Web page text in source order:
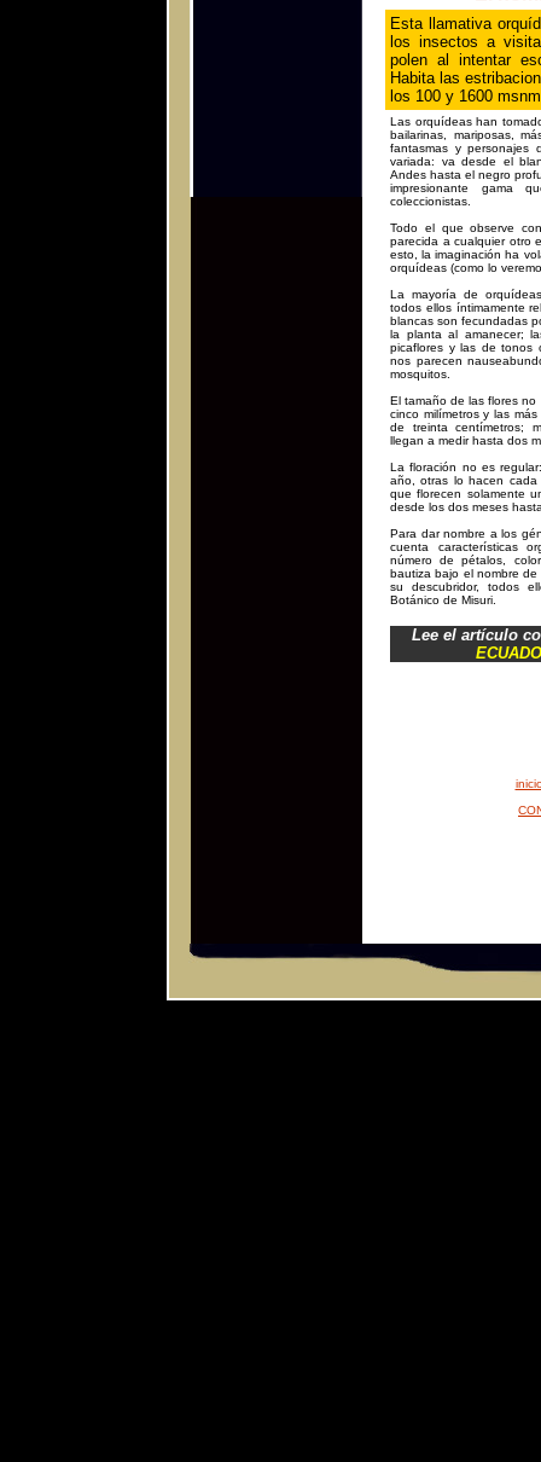
Esta llamativa
los insectos a
polen al intentar
Habita las
los 100 y 1600
Las orquídeas han
bailarinas, mariposas,
fantasmas y personajes
variada: va desde el
Andes hasta el negro
impresionante gama
coleccionistas.
Todo el que observe
parecida a cualquier otro
esto, la imaginación ha
orquídeas (como lo
La mayoría de
todos ellos íntimamente
blancas son fecundadas
la planta al amanecer;
picaflores y las de tonos
nos parecen
mosquitos.
El tamaño de las flores
cinco milímetros y las
de treinta centímetros;
llegan a medir hasta dos
La floración no es
año, otras lo hacen cada
que florecen solamente
desde los dos meses
Para dar nombre a los
cuenta características
número de pétalos,
bautiza bajo el nombre
su descubridor, todos
Botánico de Misuri.
Lee el artículo